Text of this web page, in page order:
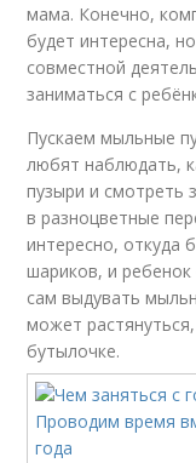
Ролевые
мама. Конечно,
будет интересна,
совместной
заниматься с
Пускаем мыльные
любят наблюдать,
пузыри и смотреть
в разноцветные
интересно, откуда
шариков, и
сам выдувать
может
бутылочке.